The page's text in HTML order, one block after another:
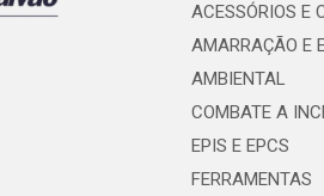
ACESSÓRIOS E
AMARRAÇÃO E
AMBIENTAL
COMBATE A
EPIS E EPCS
FERRAMENTAS